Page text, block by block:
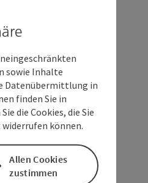
sowie Inhalte
Datenübermittlung in
finden Sie in
die Cookies, die Sie
können.
Allen Cookies
zustimmen